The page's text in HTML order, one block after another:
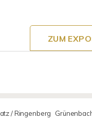
ZUM
/ Ringenberg